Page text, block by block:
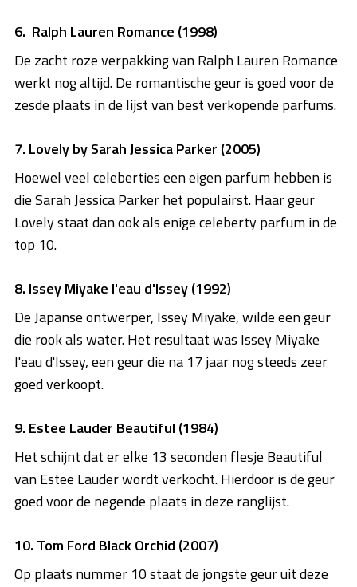
6. Ralph Lauren Romance (1998)
De zacht roze verpakking van Ralph Lauren Romance
werkt nog altijd. De romantische geur is goed voor de
zesde plaats in de lijst van best verkopende parfums.
7. Lovely by Sarah Jessica Parker (2005)
Hoewel veel celeberties een eigen parfum hebben is
die Sarah Jessica Parker het populairst. Haar geur
Lovely staat dan ook als enige celeberty parfum in de
top 10.
8. Issey Miyake l'eau d'Issey (1992)
De Japanse ontwerper, Issey Miyake, wilde een geur
die rook als water. Het resultaat was Issey Miyake
l'eau d'Issey, een geur die na 17 jaar nog steeds zeer
goed verkoopt.
9. Estee Lauder Beautiful (1984)
Het schijnt dat er elke 13 seconden flesje Beautiful
van Estee Lauder wordt verkocht. Hierdoor is de geur
goed voor de negende plaats in deze ranglijst.
10. Tom Ford Black Orchid (2007)
Op plaats nummer 10 staat de jongste geur uit deze